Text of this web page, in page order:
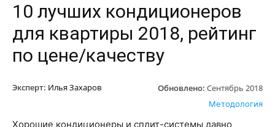
10 лучших кондиционеров
для квартиры 2018, рейтинг
по цене/качеству
Эксперт: Илья Захаров Обновлено: Сентябрь 2018
Методология
Хорошие кондиционеры и сплит-системы давно